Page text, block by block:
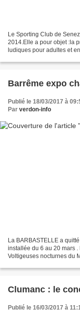
Le Sporting Club de
2014.Elle a pour objet :la
ludiques pour adultes et
Barrême expo
Publié le 18/03/2017 à
Par verdon-info
La BARBASTELLE a
installée du 6 au 20 mars
Voltigeuses nocturnes du
Clumanc :
Publié le 16/03/2017 à